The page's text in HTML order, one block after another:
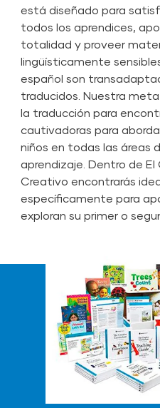
está diseñado para
todos los aprendices,
totalidad y proveer
lingüísticamente
español son
traducidos. Nuestra
la traducción para
cautivadoras para
niños en todas las áreas
aprendizaje. Dentro de El
Creativo encontrarás
específicamente para
exploran su primer o